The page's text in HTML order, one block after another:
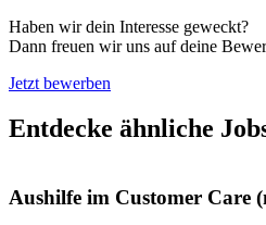
Haben wir dein Interesse geweckt?
Dann freuen wir uns auf deine
Jetzt bewerben
Entdecke ähnliche
Aushilfe im Customer Care